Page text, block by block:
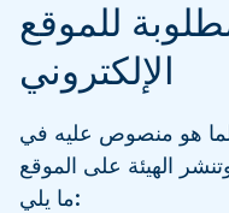
للموقع
الإلكتروني
لما هو منصوص عليه في
الهيئة على الموقع
ما يلي: